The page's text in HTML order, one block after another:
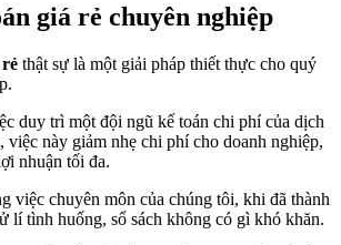
giá rẻ chuyên nghiệp
thật sự là một giải pháp thiết thực cho quý
duy trì một đội ngũ kế toán chi phí của dịch
việc này giảm nhẹ chi phí cho doanh nghiệp,
nhuận tối đa.
việc chuyên môn của chúng tôi, khi đã thành
lí tình huống, sổ sách không có gì khó khăn.